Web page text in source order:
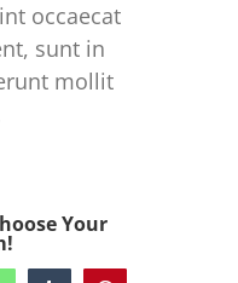
occaecat
sunt in
mollit
Your